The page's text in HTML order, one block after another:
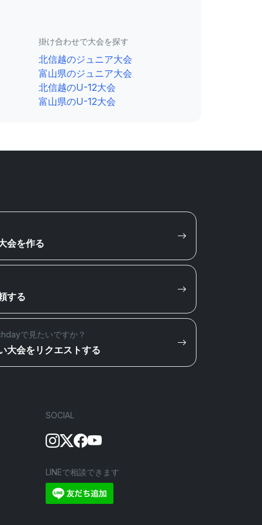
掛け合わせで大会を探す
北信越のジュニア大会
富山県のジュニア大会
北信越のU-12大会
富山県のU-12大会
会を作る
する
で見たいですか？
大会をリクエストする
SOCIAL
LINEで相談できます